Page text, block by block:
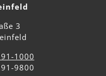
3
1000
9800